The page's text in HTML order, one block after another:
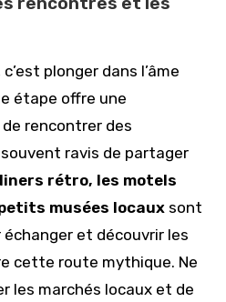
plonger dans l’âme
étape offre une
rencontrer des
ravis de partager
rétro, les motels
musées locaux sont
et découvrir les
cette route mythique. Ne
les marchés locaux et de